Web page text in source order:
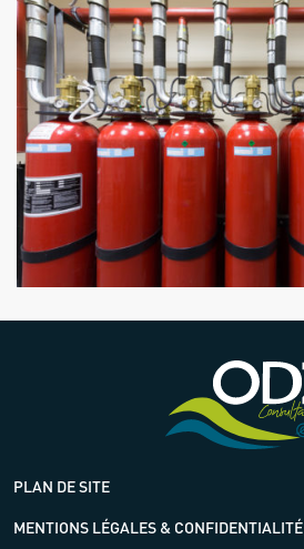
PLAN DE SITE
MENTIONS LÉGALES & CONFIDENTIALITÉ